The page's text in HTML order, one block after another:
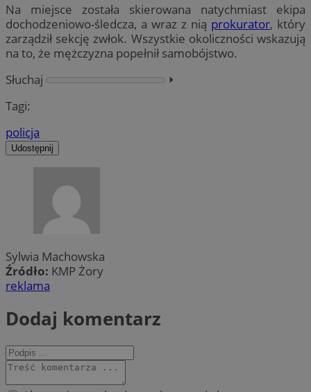
Na miejsce została skierowana natychmiast ekipa
dochodzeniowo-śledcza, a wraz z nią prokurator, który
zarządził sekcję zwłok. Wszystkie okoliczności wskazują
na to, że mężczyzna popełnił samobójstwo.
Słuchaj
⏵︎
Tagi:
policja
Udostępnij
Sylwia Machowska
Źródło: KMP Żory
reklama
Dodaj komentarz